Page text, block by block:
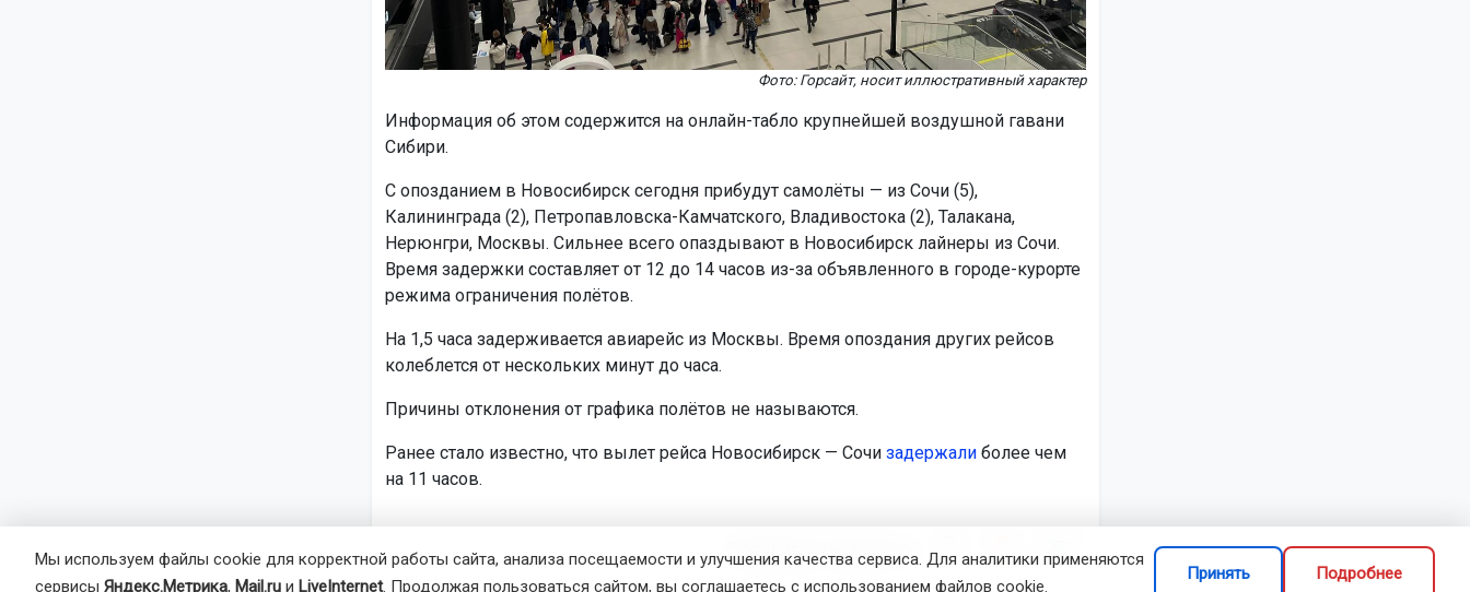
Фото: Горсайт, носит иллюстративный характер
Информация об этом содержится на онлайн-табло крупнейшей воздушной гавани
Сибири.
С опозданием в Новосибирск сегодня прибудут самолёты — из Сочи (5),
Калининграда (2), Петропавловска-Камчатского, Владивостока (2), Талакана,
Нерюнгри, Москвы. Сильнее всего опаздывают в Новосибирск лайнеры из Сочи.
Время задержки составляет от 12 до 14 часов из-за объявленного в городе-курорте
режима ограничения полётов.
На 1,5 часа задерживается авиарейс из Москвы. Время опоздания других рейсов
колеблется от нескольких минут до часа.
Причины отклонения от графика полётов не называются.
Ранее стало известно, что вылет рейса Новосибирск — Сочи задержалиболее чем
на 11 часов.
Мы используем файлы cookie для корректной работы сайта, анализа посещаемости и улучшения качества сервиса. Для аналитики применяются
сервисы Яндекс.Метрика, Mail.ru и LiveInternet. Продолжая пользоваться сайтом, вы соглашаетесь с использованием файлов cookie.
Принять Подробнее